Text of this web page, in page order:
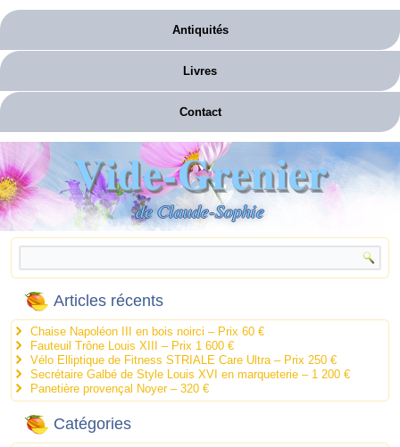
Antiquités
Livres
Contact
Vide-Grenier
de Claude-Sophie
Articles récents
Chaise Napoléon III en bois noirci – Prix 60 €
Fauteuil Trône Louis XIII – Prix 1 600 €
Vélo Elliptique de Fitness STRIALE Care Ultra – Prix 250 €
Secrétaire Galbé de Style Louis XVI en marqueterie – 1 200 €
Panetière provençal Noyer – 320 €
Catégories